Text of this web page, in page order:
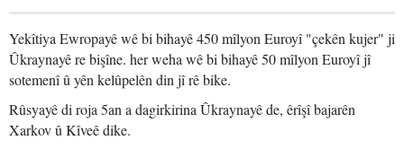
Yekîtiya Ewropayê wê bi bihayê 450 mîlyon Euroyî "çekên kujer" ji
Ûkraynayê re bişîne. her weha wê bi bihayê 50 mîlyon Euroyî jî
sotemenî û yên kelûpelên din jî rê bike.
Rûsyayê di roja 5an a dagirkirina Ûkraynayê de, êrîşî bajarên
Xarkov û Kîveê dike.